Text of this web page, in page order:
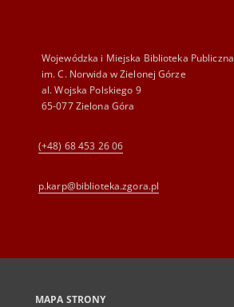
Wojewódzka i Miejska Biblioteka Publiczna
im. C. Norwida w Zielonej Górze
al. Wojska Polskiego 9
65-077 Zielona Góra
(+48) 68 453 26 06
p.karp@biblioteka.zgora.pl
MAPA STRONY